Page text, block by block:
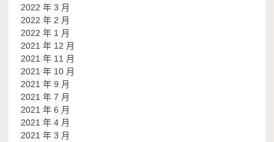
2022 年 3 月
2022 年 2 月
2022 年 1 月
2021 年 12 月
2021 年 11 月
2021 年 10 月
2021 年 9 月
2021 年 7 月
2021 年 6 月
2021 年 4 月
2021 年 3 月